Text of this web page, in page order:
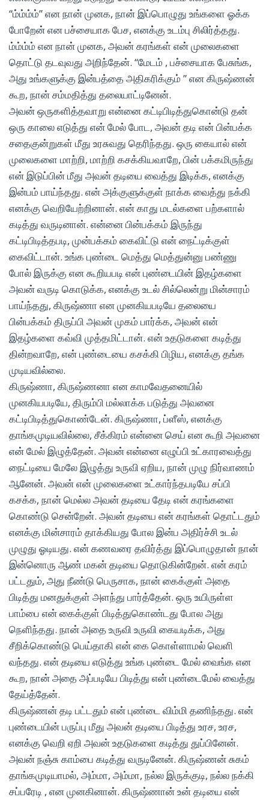
“ம்ம்ம்ம்” என நான் முனக, நான் இப்பொழுது உங்களை ஓக்க
போறேன் என பச்சையாக பேச, எனக்கு உடம்பு சிலிர்த்தது.
ம்ம்ம்ம் என நான் முனக, அவன் கரங்கள் என் முலைகளை
தொட்டு தடவுவது அறிந்தேன். “மேடம் , பச்சையாக பேசுங்க,
அது உங்களுக்கு இன்பத்தை அதிகரிக்கும் ” என கிருஷ்ணன்
கூற, நான் சம்மதித்து தலையாட்டினேன்.
அவன் ஒருகளித்தவாறு என்னை கட்டிபிடித்துகொன்டு தன்
ஒரு காலை எடுத்து என் மேல் போட, அவன் தடி என் பின்பக்க
சதைகுன்றுகள் மீது உரசுவது தெரிந்தது. ஒரு கையால் என்
முலைகளை மாற்றி, மாற்றி கசக்கியவாறே, பின் பக்கமிருந்து
என் இடுப்பின் மீது அவன் தடியை வைத்து இடிக்க, எனக்கு
இன்பம் பாய்ந்தது. என் அக்குளுக்குள் நாக்க வைத்து நக்கி
எனக்கு வெறியேற்றினான். என் காது மடல்களை பற்களால்
கடித்து வருடினான். என்னை பின்பக்கம் இருந்து
கட்டிபிடித்தபடி, முன்பக்கம் கைவிட்டு என் நைட்டிக்குள்
கைவிட்டான். உங்க புண்டை மெத்து மெத்துன்னு பண்ணு
போல் இருக்கு என கூறியபடி என் புண்டையின் இதழ்களை
அவன் வருடி கொடுக்க, எனக்கு உடல் சில்லென்று மின்சாரம்
பாய்ந்தது, கிருஷ்ணா என முனகியபடியே தலையை
பின்பக்கம் திருப்பி அவன் முகம் பார்க்க, அவன் என்
இதழ்களை கவ்வி முத்தமிட்டான். என் உதடுகளை கடித்து
தின்றவாறே, என் புண்டையை கசக்கி பிழிய, எனக்கு தங்க
முடியவில்லை.
கிருஷ்ணா, கிருஷ்ணனா என காமவேதனையில்
முனகியபடியே, திரும்பி மல்லாக்க படுத்து அவனை
கட்டிபிடித்துகொண்டேன். கிருஷ்ணா, ப்ளீஸ், எனக்கு
தாங்கமுடியவில்லை, சீக்கிரம் என்னை செய் என கூறி அவனை
என் மேல் இழுத்தேன். அவன் என்னை எழுப்பி உட்காரவைத்து
நைட்டியை மேலே இழுத்து உருவி ஏறிய, நான் முழு நிர்வாணம்
ஆனேன். அவன் என் முலைகளை உட்கார்ந்தபடியே சப்பி
கசக்க, நான் மெல்ல அவன் தடியை தேடி என் கரங்களை
கொண்டு சென்றேன். அவன் தடியை என் கரங்கள் தொட்டதும்
எனக்கு மின்சாரம் தாக்கியது போல இன்ப அதிர்ச்சி உடல்
முழுது ஓடியது. என் கணவரை தவிர்த்து இப்பொழுதான் நான்
இன்னொரு ஆண் மகன் தடியை தொடுகின்றேன். என் கரம்
பட்டதும், அது நீண்டு பெருசாக, நான் கைக்குள் அதை
பிடித்து மனதுக்குள் அளந்து பார்த்தேன். ஒரு உயிருள்ள
பாம்பை என் கைக்குள் பிடித்துகொண்டது போல அது
நெளிந்தது. நான் அதை உருவி உருவி கையடிக்க, அது
சீறிக்கொண்டு பெய்தாகி என் கை கொள்ளாமல் வெளி
வந்தது. என் தடியை எடுத்து உங்க புண்டை மேல் வைங்க என
கூற, நான் அதை அப்படியே பிடித்து என் புண்டைமேல் வைத்து
தேய்த்தேன்.
கிருஷ்ணன் தடி பட்டதும் என் புண்டை விம்மி தணிந்தது. என்
புண்டையின் பருப்பு மீது அவன் தடியை பிடித்து உரச, உரச,
எனக்கு வெறி ஏறி அவன் உதடுகளை கடித்து துப்பினேன்.
அவன் நஞ்சு காம்பை கடித்து வருடினேன். கிருஷ்ணன் சுகம்
தாங்கமுடியாமல், அம்மா, அம்மா, நல்ல இருக்குடி, நல்ல நக்கி
சப்பரேடி , என முனகினான். கிருஷ்ணான் உன் தடியை என்